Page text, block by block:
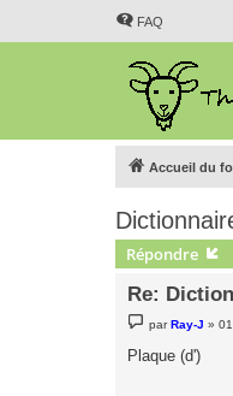
FAQ
Accueil du
Répondre
Re:
e
s
parRay-J »
Plaque (d')